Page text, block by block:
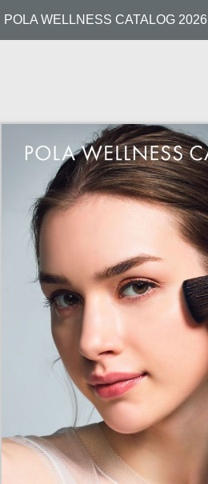
POLA WELLNESS CATALOG 2026